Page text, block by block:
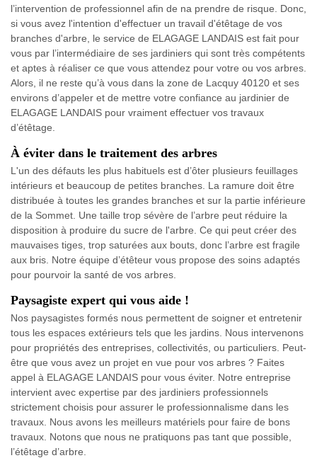
l’intervention de professionnel afin de na prendre de risque. Donc,
si vous avez l'intention d'effectuer un travail d'étêtage de vos
branches d'arbre, le service de ELAGAGE LANDAIS est fait pour
vous par l’intermédiaire de ses jardiniers qui sont très compétents
et aptes à réaliser ce que vous attendez pour votre ou vos arbres.
Alors, il ne reste qu’à vous dans la zone de Lacquy 40120 et ses
environs d’appeler et de mettre votre confiance au jardinier de
ELAGAGE LANDAIS pour vraiment effectuer vos travaux
d’étêtage.
À éviter dans le traitement des arbres
L'un des défauts les plus habituels est d’ôter plusieurs feuillages
intérieurs et beaucoup de petites branches. La ramure doit être
distribuée à toutes les grandes branches et sur la partie inférieure
de la Sommet. Une taille trop sévère de l’arbre peut réduire la
disposition à produire du sucre de l'arbre. Ce qui peut créer des
mauvaises tiges, trop saturées aux bouts, donc l’arbre est fragile
aux bris. Notre équipe d’étêteur vous propose des soins adaptés
pour pourvoir la santé de vos arbres.
Paysagiste expert qui vous aide !
Nos paysagistes formés nous permettent de soigner et entretenir
tous les espaces extérieurs tels que les jardins. Nous intervenons
pour propriétés des entreprises, collectivités, ou particuliers. Peut-
être que vous avez un projet en vue pour vos arbres ? Faites
appel à ELAGAGE LANDAIS pour vous éviter. Notre entreprise
intervient avec expertise par des jardiniers professionnels
strictement choisis pour assurer le professionnalisme dans les
travaux. Nous avons les meilleurs matériels pour faire de bons
travaux. Notons que nous ne pratiquons pas tant que possible,
l’étêtage d’arbre.